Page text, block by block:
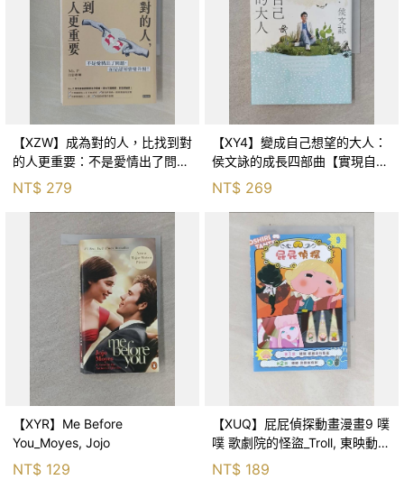
【XZW】成為對的人，比找到對
的人更重要：不是愛情出了問
題，而是認知需要升級！_Mr. P
NT$ 279
【XY4】變成自己想望的大人：
侯文詠的成長四部曲【實現自
己】_侯文詠
NT$ 269
【XYR】Me Before
You_Moyes, Jojo
NT$ 129
【XUQ】屁屁偵探動畫漫畫9 噗
噗 歌劇院的怪盜_Troll, 東映動畫
株式會社, 張東君
NT$ 189